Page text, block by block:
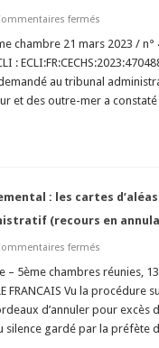
quid
permis
tacite
ferméssur
:
terrain
bâti
peut-
il
chambre 21 mars 2023 / n°
:
au tribunal
et des outre-mer a
: les cartes
(recours en
ferméssur
les
cartes
d’aléas
élaborées
– 5ème chambres réunies,
FRANCAIS Vu la
d’annuler pour excès
silence gardé par la préfète